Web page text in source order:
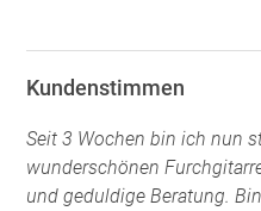
Kundenstimmen
Seit 3 Wochen bin ich nun
wunderschönen
und geduldige Beratung.